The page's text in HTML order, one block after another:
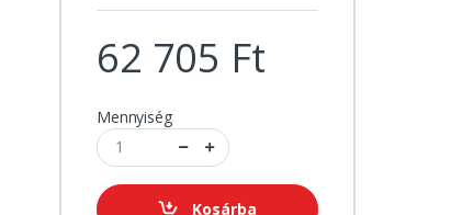
62 705 Ft
Mennyiség
Kosárba